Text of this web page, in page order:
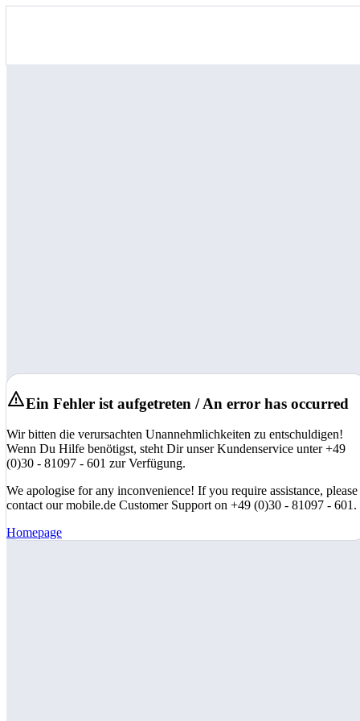
Ein Fehler ist aufgetreten / An error has occurred
Wir bitten die verursachten Unannehmlichkeiten zu entschuldigen!
Wenn Du Hilfe benötigst, steht Dir unser Kundenservice unter +49
(0)30 - 81097 - 601 zur Verfügung.
We apologise for any inconvenience! If you require assistance, please
contact our mobile.de Customer Support on +49 (0)30 - 81097 - 601.
Homepage